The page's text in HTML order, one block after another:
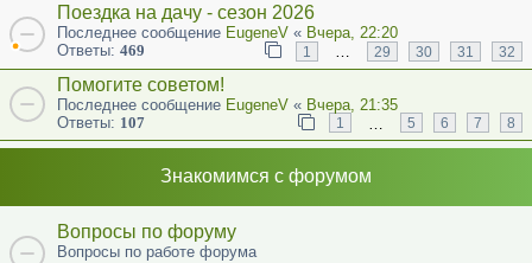
Поездка на дачу - сезон 2026
Последнее сообщение EugeneV « Вчера, 22:20
Ответы: 469 1 29 30 31 32
Помогите советом!
Последнее сообщение EugeneV « Вчера, 21:35
Ответы: 107 1 5 6 7 8
Знакомимся с форумом
Вопросы по форуму
Вопросы по работе форума